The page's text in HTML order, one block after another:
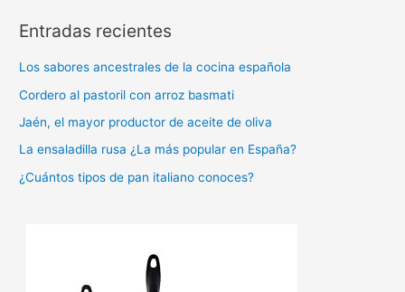
c
p
o
r
:
Entradas recientes
Los sabores ancestrales de la cocina española
Cordero al pastoril con arroz basmati
Jaén, el mayor productor de aceite de oliva
La ensaladilla rusa ¿La más popular en España?
¿Cuántos tipos de pan italiano conoces?